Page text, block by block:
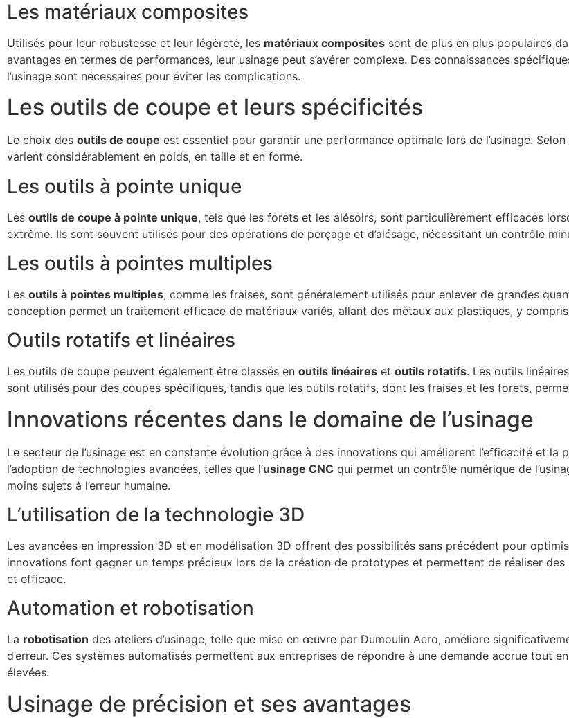
Les matériaux composites
Utilisés pour leur robustesse et leur légèreté, les matériaux composites sont de plus en plus populaires
avantages en termes de performances, leur usinage peut s’avérer complexe. Des connaissances
l’usinage sont nécessaires pour éviter les complications.
Les outils de coupe et leurs spécificités
Le choix des outils de coupe est essentiel pour garantir une performance optimale lors de l’usinage.
varient considérablement en poids, en taille et en forme.
Les outils à pointe unique
Les outils de coupe à pointe unique, tels que les forets et les alésoirs, sont particulièrement efficaces
extrême. Ils sont souvent utilisés pour des opérations de perçage et d’alésage, nécessitant un contrôle
Les outils à pointes multiples
Les outils à pointes multiples, comme les fraises, sont généralement utilisés pour enlever de grandes
conception permet un traitement efficace de matériaux variés, allant des métaux aux plastiques, y
Outils rotatifs et linéaires
Les outils de coupe peuvent également être classés en outils linéaires et outils rotatifs. Les outils
sont utilisés pour des coupes spécifiques, tandis que les outils rotatifs, dont les fraises et les forets,
Innovations récentes dans le domaine de l’usinage
Le secteur de l’usinage est en constante évolution grâce à des innovations qui améliorent l’efficacité et la
l’adoption de technologies avancées, telles que l’usinage CNC qui permet un contrôle numérique de
moins sujets à l’erreur humaine.
L’utilisation de la technologie 3D
Les avancées en impression 3D et en modélisation 3D offrent des possibilités sans précédent pour
innovations font gagner un temps précieux lors de la création de prototypes et permettent de réaliser des
et efficace.
Automation et robotisation
La robotisation des ateliers d’usinage, telle que mise en œuvre par Dumoulin Aero, améliore
d’erreur. Ces systèmes automatisés permettent aux entreprises de répondre à une demande accrue tout
élevées.
Usinage de précision et ses avantages